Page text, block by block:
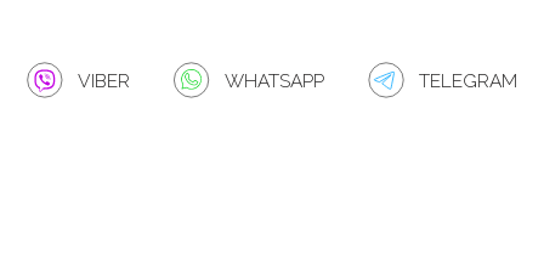
VIBER WHATSAPP TELEGRAM